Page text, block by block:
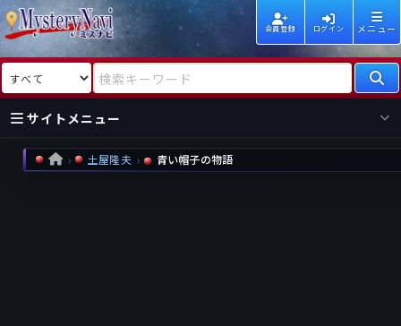
会員登録 ログイン メニュー
検索対象 検索キーワード
サイトメニュー
国内
海外
HOME 土屋隆夫 青い帽子の物語